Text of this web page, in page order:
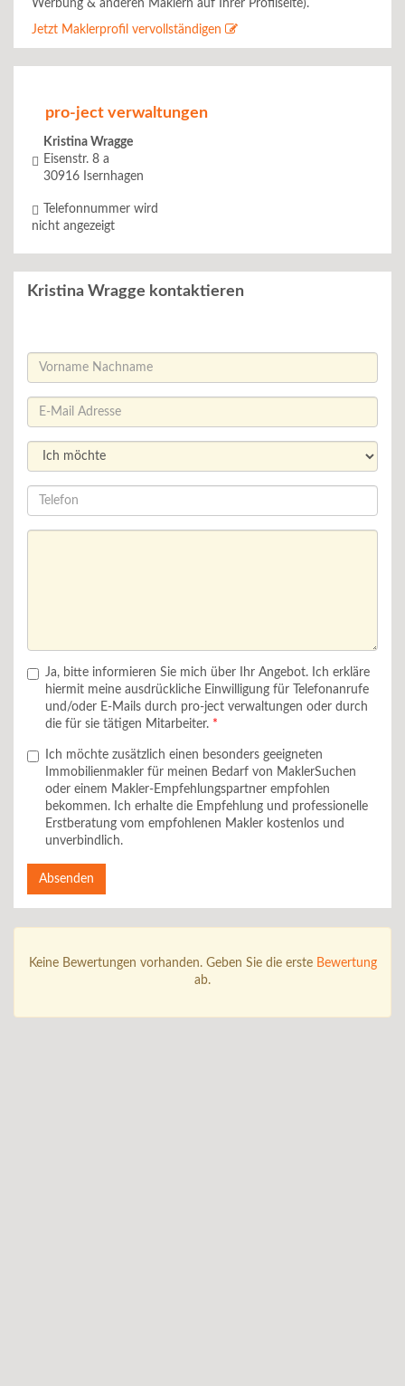
Werbung & anderen Maklern auf Ihrer Profilseite).
Jetzt Maklerprofil vervollständigen
pro-ject verwaltungen
Kristina Wragge
Eisenstr. 8 a
30916 Isernhagen
Telefonnummer wird
nicht angezeigt
Kristina Wragge kontaktieren
Ja, bitte informieren Sie mich über Ihr Angebot. Ich erkläre
hiermit meine ausdrückliche Einwilligung für Telefonanrufe
und/oder E-Mails durch pro-ject verwaltungen oder durch
die für sie tätigen Mitarbeiter.
Ich möchte zusätzlich einen besonders geeigneten
Immobilienmakler für meinen Bedarf von MaklerSuchen
oder einem Makler-Empfehlungspartner empfohlen
bekommen. Ich erhalte die Empfehlung und professionelle
Erstberatung vom empfohlenen Makler kostenlos und
unverbindlich.
Absenden
Keine Bewertungen vorhanden. Geben Sie die erste Bewertung
ab.